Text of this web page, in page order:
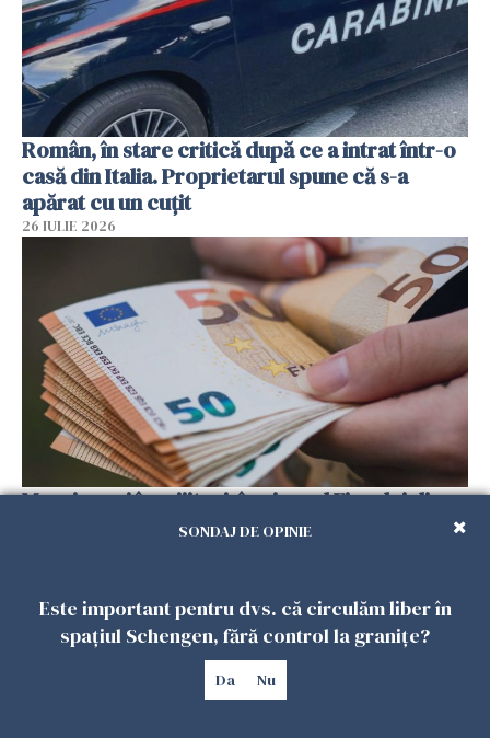
Român, în stare critică după ce a intrat într-o
casă din Italia. Proprietarul spune că s-a
apărat cu un cuțit
26 IULIE 2026
Menajere și îngrijitori, în vizorul Fiscului din
Italia. Aproape 500.000 de euro din venituri,
SONDAJ DE OPINIE
Este important pentru dvs. că circulăm liber în
spațiul Schengen, fără control la granițe?
Da Nu